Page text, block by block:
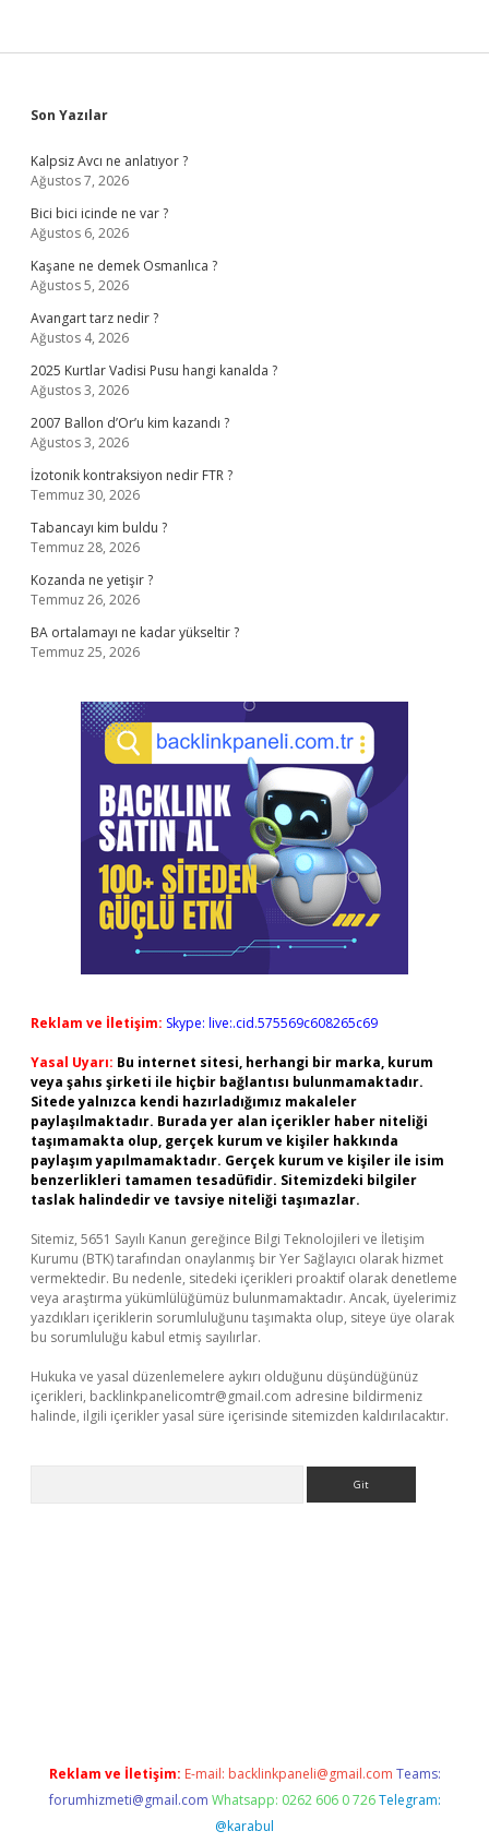
Sidebar
Son Yazılar
Kalpsiz Avcı ne anlatıyor ?
Ağustos 7, 2026
Bici bici icinde ne var ?
Ağustos 6, 2026
Kaşane ne demek Osmanlıca ?
Ağustos 5, 2026
Avangart tarz nedir ?
Ağustos 4, 2026
2025 Kurtlar Vadisi Pusu hangi kanalda ?
Ağustos 3, 2026
2007 Ballon d’Or’u kim kazandı ?
Ağustos 3, 2026
İzotonik kontraksiyon nedir FTR ?
Temmuz 30, 2026
Tabancayı kim buldu ?
Temmuz 28, 2026
Kozanda ne yetişir ?
Temmuz 26, 2026
BA ortalamayı ne kadar yükseltir ?
Temmuz 25, 2026
Reklam ve İletişim: Skype: live:.cid.575569c608265c69
Yasal Uyarı: Bu internet sitesi, herhangi bir marka, kurum
veya şahıs şirketi ile hiçbir bağlantısı bulunmamaktadır.
Sitede yalnızca kendi hazırladığımız makaleler
paylaşılmaktadır. Burada yer alan içerikler haber niteliği
taşımamakta olup, gerçek kurum ve kişiler hakkında
paylaşım yapılmamaktadır. Gerçek kurum ve kişiler ile isim
benzerlikleri tamamen tesadüfidir. Sitemizdeki bilgiler
taslak halindedir ve tavsiye niteliği taşımazlar.
Sitemiz, 5651 Sayılı Kanun gereğince Bilgi Teknolojileri ve İletişim
Kurumu (BTK) tarafından onaylanmış bir Yer Sağlayıcı olarak hizmet
vermektedir. Bu nedenle, sitedeki içerikleri proaktif olarak denetleme
veya araştırma yükümlülüğümüz bulunmamaktadır. Ancak, üyelerimiz
yazdıkları içeriklerin sorumluluğunu taşımakta olup, siteye üye olarak
bu sorumluluğu kabul etmiş sayılırlar.
Hukuka ve yasal düzenlemelere aykırı olduğunu düşündüğünüz
içerikleri, backlinkpanelicomtr@gmail.com adresine bildirmeniz
halinde, ilgili içerikler yasal süre içerisinde sitemizden kaldırılacaktır.
Reklam ve İletişim: E-mail: backlinkpaneli@gmail.com Teams:
forumhizmeti@gmail.com Whatsapp: 0262 606 0 726 Telegram:
@karabul